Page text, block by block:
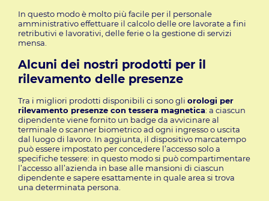
In questo modo è molto più facile per il personale
amministrativo effettuare il calcolo delle ore lavorate a fini
retributivi e lavorativi, delle ferie o la gestione di servizi
mensa.
Alcuni dei nostri prodotti per il
rilevamento delle presenze
Tra i migliori prodotti disponibili ci sono gli orologi per
rilevamento presenze con tessera magnetica: a ciascun
dipendente viene fornito un badge da avvicinare al
terminale o scanner biometrico ad ogni ingresso o uscita
dal luogo di lavoro. In aggiunta, il dispositivo marcatempo
può essere impostato per concedere l’accesso solo a
specifiche tessere: in questo modo si può compartimentare
l’accesso all’azienda in base alle mansioni di ciascun
dipendente e sapere esattamente in quale area si trova
una determinata persona.